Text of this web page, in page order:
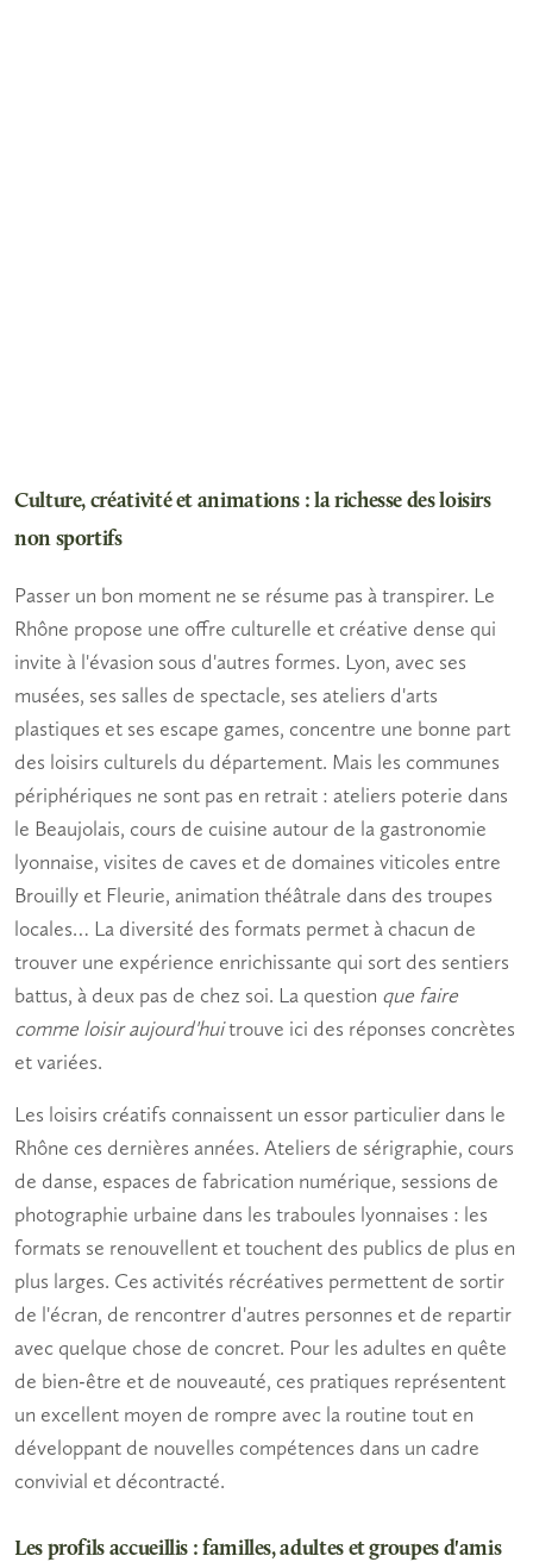
Culture, créativité et animations : la richesse des loisirs
non sportifs
Passer un bon moment ne se résume pas à transpirer. Le
Rhône propose une offre culturelle et créative dense qui
invite à l'évasion sous d'autres formes. Lyon, avec ses
musées, ses salles de spectacle, ses ateliers d'arts
plastiques et ses escape games, concentre une bonne part
des loisirs culturels du département. Mais les communes
périphériques ne sont pas en retrait : ateliers poterie dans
le Beaujolais, cours de cuisine autour de la gastronomie
lyonnaise, visites de caves et de domaines viticoles entre
Brouilly et Fleurie, animation théâtrale dans des troupes
locales… La diversité des formats permet à chacun de
trouver une expérience enrichissante qui sort des sentiers
battus, à deux pas de chez soi. La question que faire
comme loisir aujourd'huitrouve ici des réponses concrètes
et variées.
Les loisirs créatifs connaissent un essor particulier dans le
Rhône ces dernières années. Ateliers de sérigraphie, cours
de danse, espaces de fabrication numérique, sessions de
photographie urbaine dans les traboules lyonnaises : les
formats se renouvellent et touchent des publics de plus en
plus larges. Ces activités récréatives permettent de sortir
de l'écran, de rencontrer d'autres personnes et de repartir
avec quelque chose de concret. Pour les adultes en quête
de bien-être et de nouveauté, ces pratiques représentent
un excellent moyen de rompre avec la routine tout en
développant de nouvelles compétences dans un cadre
convivial et décontracté.
Les profils accueillis : familles, adultes et groupes d'amis